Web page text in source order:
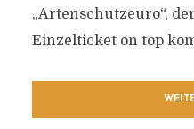
„Artenschutzeuro“,
Einzelticket on top